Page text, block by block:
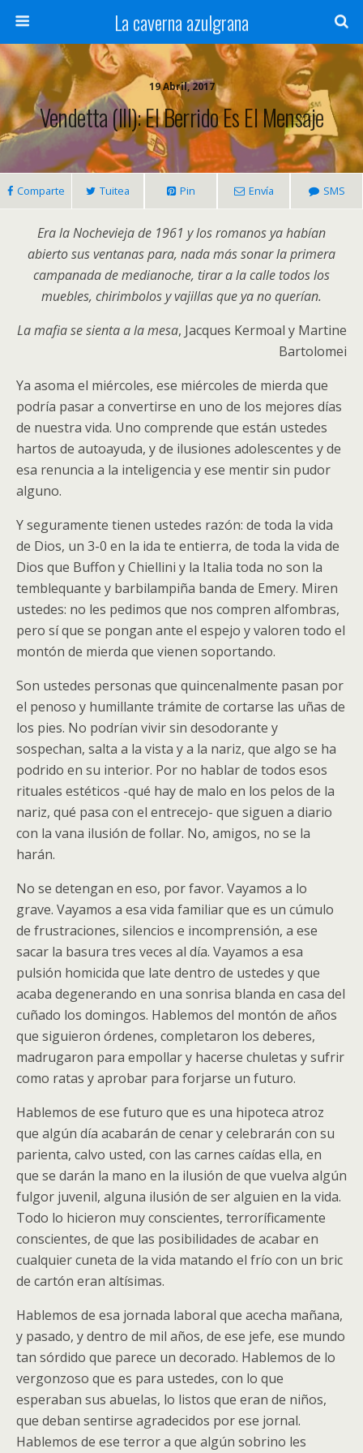
La caverna azulgrana
19 Abril, 2017
Vendetta (III): El Berrido Es El Mensaje
Comparte Tuitea Pin Envía SMS
Era la Nochevieja de 1961 y los romanos ya habían
abierto sus ventanas para, nada más sonar la primera
campanada de medianoche, tirar a la calle todos los
muebles, chirimbolos y vajillas que ya no querían.
La mafia se sienta a la mesa, Jacques Kermoal y Martine
Bartolomei
Ya asoma el miércoles, ese miércoles de mierda que
podría pasar a convertirse en uno de los mejores días
de nuestra vida. Uno comprende que están ustedes
hartos de autoayuda, y de ilusiones adolescentes y de
esa renuncia a la inteligencia y ese mentir sin pudor
alguno.
Y seguramente tienen ustedes razón: de toda la vida
de Dios, un 3-0 en la ida te entierra, de toda la vida de
Dios que Buffon y Chiellini y la Italia toda no son la
temblequante y barbilampiña banda de Emery. Miren
ustedes: no les pedimos que nos compren alfombras,
pero sí que se pongan ante el espejo y valoren todo el
montón de mierda que vienen soportando.
Son ustedes personas que quincenalmente pasan por
el penoso y humillante trámite de cortarse las uñas de
los pies. No podrían vivir sin desodorante y
sospechan, salta a la vista y a la nariz, que algo se ha
podrido en su interior. Por no hablar de todos esos
rituales estéticos -qué hay de malo en los pelos de la
nariz, qué pasa con el entrecejo- que siguen a diario
con la vana ilusión de follar. No, amigos, no se la
harán.
No se detengan en eso, por favor. Vayamos a lo
grave. Vayamos a esa vida familiar que es un cúmulo
de frustraciones, silencios e incomprensión, a ese
sacar la basura tres veces al día. Vayamos a esa
pulsión homicida que late dentro de ustedes y que
acaba degenerando en una sonrisa blanda en casa del
cuñado los domingos. Hablemos del montón de años
que siguieron órdenes, completaron los deberes,
madrugaron para empollar y hacerse chuletas y sufrir
como ratas y aprobar para forjarse un futuro.
Hablemos de ese futuro que es una hipoteca atroz
que algún día acabarán de cenar y celebrarán con su
parienta, calvo usted, con las carnes caídas ella, en
que se darán la mano en la ilusión de que vuelva algún
fulgor juvenil, alguna ilusión de ser alguien en la vida.
Todo lo hicieron muy conscientes, terroríficamente
conscientes, de que las posibilidades de acabar en
cualquier cuneta de la vida matando el frío con un bric
de cartón eran altísimas.
Hablemos de esa jornada laboral que acecha mañana,
y pasado, y dentro de mil años, de ese jefe, ese mundo
tan sórdido que parece un decorado. Hablemos de lo
vergonzoso que es para ustedes, con lo que
esperaban sus abuelas, lo listos que eran de niños,
que deban sentirse agradecidos por ese jornal.
Hablemos de ese terror a que algún sobrino les